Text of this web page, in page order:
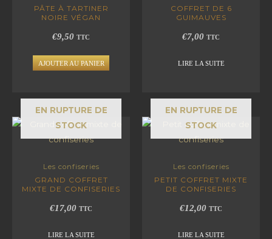
PÂTE À TARTINER
NOIRE VÉGAN
€9,50 TTC
AJOUTER AU PANIER
COFFRET DE 6
GUIMAUVES
€7,00 TTC
LIRE LA SUITE
EN RUPTURE DE
STOCK
Les confiseries
GRAND COFFRET
MIXTE DE CONFISERIES
€17,00 TTC
LIRE LA SUITE
EN RUPTURE DE
STOCK
Les confiseries
PETIT COFFRET MIXTE
DE CONFISERIES
€12,00 TTC
LIRE LA SUITE